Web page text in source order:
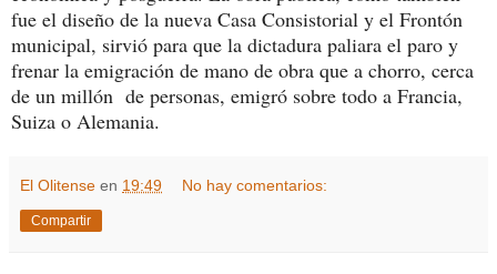
fue el diseño de la nueva Casa Consistorial y el Frontón
municipal, sirvió para que la dictadura paliara el paro y
frenar la emigración de mano de obra que a chorro, cerca
de un millón de personas, emigró sobre todo a Francia,
Suiza o Alemania.
El Olitense en 19:49 No hay comentarios:
Compartir